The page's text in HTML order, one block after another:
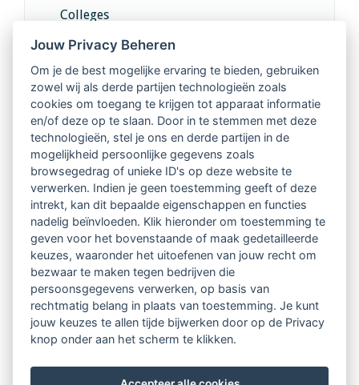
Colleges
Intervisie met geregistreerde vakgenoten
Netwerk van 2100 professionals in 14
regio's
Vindbaar voor opdrachtgevers
Tijdschrift voor
Begeleidingskunde & kennisbank
Beroepsregistratie (LVSC keurmerk)
Lid worden van LVSC
Jouw Privacy Beheren
Om je de best mogelijke ervaring te bieden, gebruiken
zowel wij als derde partijen technologieën zoals
cookies om toegang te krijgen tot apparaat informatie
en/of deze op te slaan. Door in te stemmen met deze
technologieën, stel je ons en derde partijen in de
mogelijkheid persoonlijke gegevens zoals
browsegedrag of unieke ID's op deze website te
verwerken. Indien je geen toestemming geeft of deze
intrekt, kan dit bepaalde eigenschappen en functies
nadelig beïnvloeden. Klik hieronder om toestemming te
geven voor het bovenstaande of maak gedetailleerde
keuzes, waaronder het uitoefenen van jouw recht om
bezwaar te maken tegen bedrijven die
persoonsgegevens verwerken, op basis van
rechtmatig belang in plaats van toestemming. Je kunt
jouw keuzes te allen tijde bijwerken door op de Privacy
knop onder aan het scherm te klikken.